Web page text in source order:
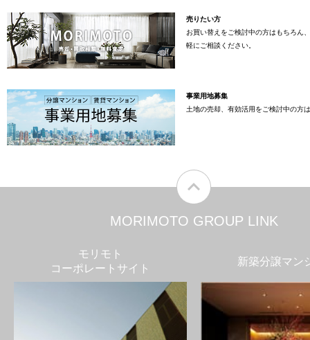
売りたい方
お買い替えをご検討中の方はもちろん
軽にご相談ください。
事業用地募集
土地の売却、有効活用をご検討中の方
MORIMOTO GROUP LINK
モリモト
コーポレートサイト
新築分譲マン